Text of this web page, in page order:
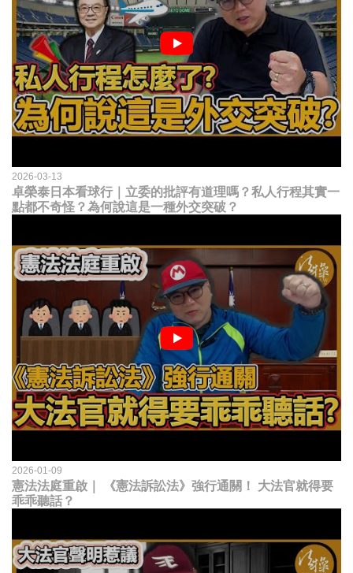
2026-03-13
卓榮泰日本看球行｜立委的批評有道理嗎？私人行程其實一
點都不奇怪？為何說這是一種外交突破？
2026-01-09
憲法法庭重啟｜ 《憲法訴訟法》強行通關！ 大法官就得要
乖乖聽話？